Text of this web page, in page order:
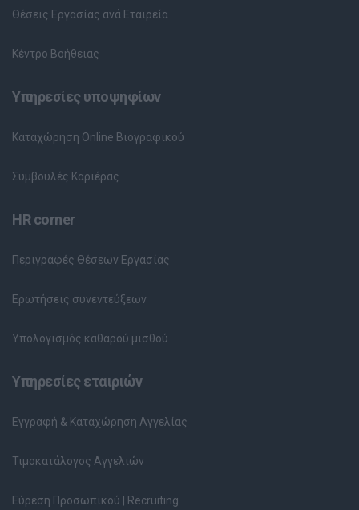
Θέσεις Εργασίας ανά Εταιρεία
Κέντρο Βοήθειας
Υπηρεσίες υποψηφίων
Καταχώρηση Online Βιογραφικού
Συμβουλές Καριέρας
HR corner
Περιγραφές Θέσεων Εργασίας
Ερωτήσεις συνεντεύξεων
Υπολογισμός καθαρού μισθού
Υπηρεσίες εταιριών
Εγγραφή & Καταχώρηση Αγγελίας
Τιμοκατάλογος Αγγελιών
Εύρεση Προσωπικού | Recruiting